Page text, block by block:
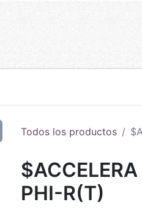
Todos los productos
PHI-R(T)